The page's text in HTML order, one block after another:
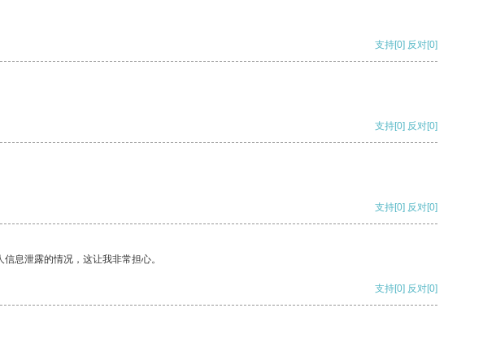
支持[0] 反对[0]
支持[0] 反对[0]
支持[0] 反对[0]
息泄露的情况，这让我非常担心。
支持[0] 反对[0]